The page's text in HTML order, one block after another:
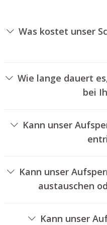
Was kostet unser
hängen von
beispielsweise der
Dauer der Arbeiten und
jederzeit transparente
Wie lange dauert
bei
innerhalb von dreißig
Wartezeit hängt von der
unserem Unternehmen
Kann unser Aufsperrservice auch Autotüren
Kann unser Aufsperrdienst auch Türschlösser
Schlössern an.Kann unser Aufsperrdienst auch bei